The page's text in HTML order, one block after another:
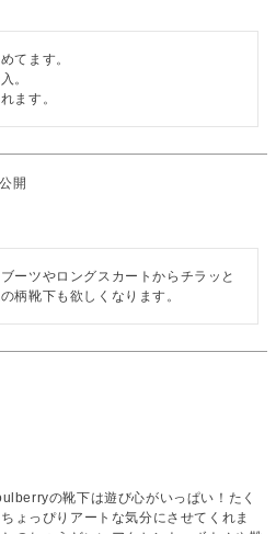
てます。
。
ます。
開
ーツやロングスカートからチラッと
柄靴下も欲しくなります。
の靴下は遊び心がいっぱい！たく
ょっぴりアートな気分にさせてくれま